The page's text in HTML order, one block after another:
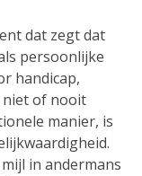
dat zegt dat
persoonlijke
handicap,
niet of nooit
manier, is
in andermans